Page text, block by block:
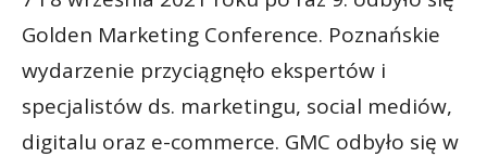
Golden Marketing Conference. Poznańskie
wydarzenie przyciągnęło ekspertów i
specjalistów ds. marketingu, social mediów,
digitalu oraz e-commerce. GMC odbyło się w